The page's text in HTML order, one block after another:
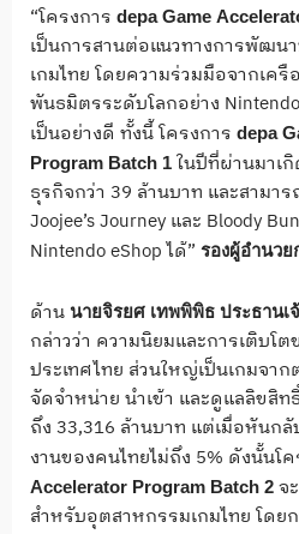
“โครงการ depa Game
เป็นการสานต่อแนวทางการพัฒน
เกมไทย โดยความร่วมมือจากเค
พันธมิตรระดับโลกอย่าง
เป็นอย่างดี ทั้งนี้ โครงการ depa
Program Batch 1 ในปีที่ผ่านมาเ
ธุรกิจกว่า 39 ล้านบาท และสามา
Joojee’s Journey และ Bloody
Nintendo eShop ได้” รองผู้อำนว
ด้าน นายจิรยศ เทพพิพิธ ประธานเ
กล่าวว่า ความนิยมและการเติบโ
ประเทศไทย ส่วนใหญ่เป็นเกมจา
จัดจำหน่าย นำเข้า และดูแลลิขสิท
ถึง 33,316 ล้านบาท แต่เมื่อหันก
งานของคนไทยไม่ถึง 5% ดังนั้นโ
Accelerator Program Batch 2 จ
สำหรับอุตสาหกรรมเกมไทย โดย